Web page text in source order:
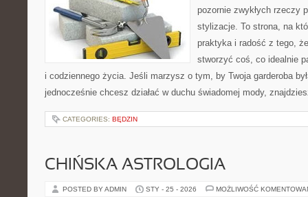
pozornie zwykłych rzeczy
stylizacje. To strona, na
praktyka i radość z tego,
stworzyć coś, co idealnie
i codziennego życia. Jeśli marzysz o tym, by Twoja garderoba
jednocześnie chcesz działać w duchu świadomej mody,
CATEGORIES: BĘDZIN
CHIŃSKA ASTROLOGIA
POSTED BY ADMIN STY - 25 - 2026 MOŻLIWOŚĆ